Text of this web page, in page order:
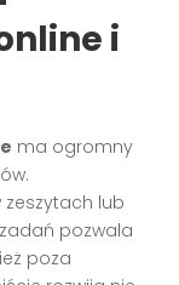
i
ma ogromny
zeszytach lub
pozwala
poza